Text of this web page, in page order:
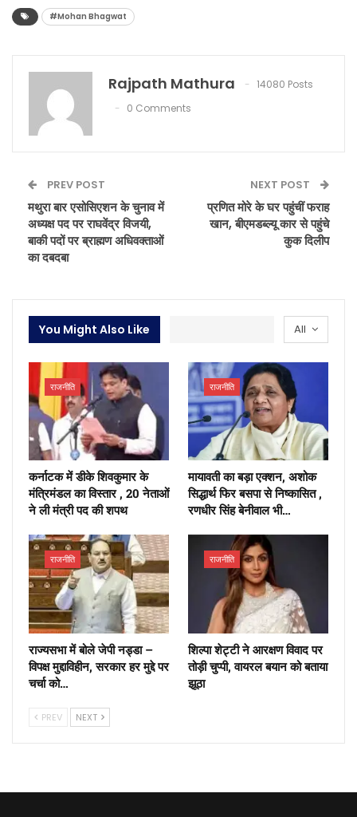
#Mohan Bhagwat
Rajpath Mathura
14080 Posts
0 Comments
PREV POST
मथुरा बार एसोसिएशन के चुनाव में
अध्यक्ष पद पर राघवेंद्र विजयी,
बाकी पदों पर ब्राह्मण अधिवक्ताओं
का दबदबा
NEXT POST
प्रणित मोरे के घर पहुंचीं फराह
खान, बीएमडब्ल्यू कार से पहुंचे
कुक दिलीप
All
You Might Also Like
राजनीति
कर्नाटक में डीके शिवकुमार के
मंत्रिमंडल का विस्तार , 20 नेताओं
ने ली मंत्री पद की शपथ
राजनीति
मायावती का बड़ा एक्शन, अशोक
सिद्धार्थ फिर बसपा से निष्कासित ,
रणधीर सिंह बेनीवाल भी…
राजनीति
राज्यसभा में बोले जेपी नड्डा –
विपक्ष मुद्दाविहीन, सरकार हर मुद्दे पर
चर्चा को…
राजनीति
शिल्पा शेट्टी ने आरक्षण विवाद पर
तोड़ी चुप्पी, वायरल बयान को बताया
झूठा
PREV NEXT